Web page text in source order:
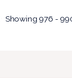
Showing 976 -